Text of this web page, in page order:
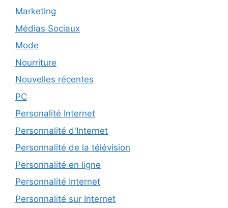
Marketing
Médias Sociaux
Mode
Nourriture
Nouvelles récentes
PC
Personalité Internet
Personnalité d'Internet
Personnalité de la télévision
Personnalité en ligne
Personnalité Internet
Personnalité sur Internet